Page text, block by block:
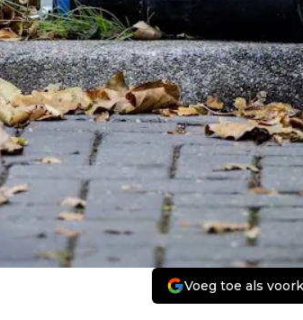
Voeg toe als